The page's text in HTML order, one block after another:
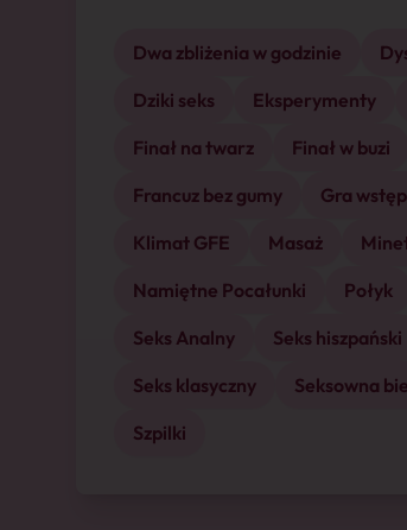
Dwa zbliżenia w godzinie
Dziki seks
Eksperymenty
Finał na twarz
Finał w buzi
Francuz bez gumy
Gra
Klimat GFE
Masaż
Namiętne Pocałunki
Połyk
Seks Analny
Seks hiszpański
Seks klasyczny
Seksowna
Szpilki